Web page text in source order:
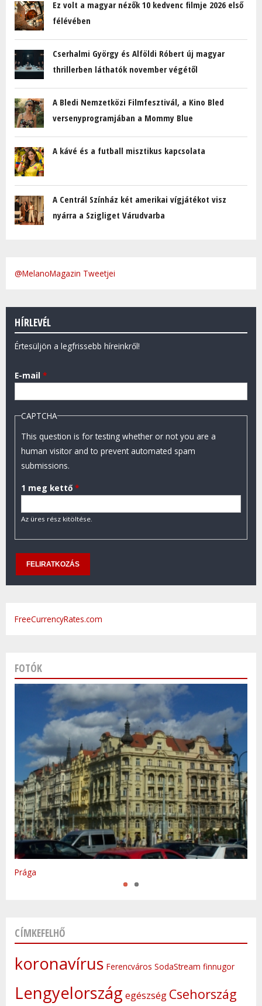
Ez volt a magyar nézők 10 kedvenc filmje 2026 első
félévében
Cserhalmi György és Alföldi Róbert új magyar
thrillerben láthatók november végétől
A Bledi Nemzetközi Filmfesztivál, a Kino Bled
versenyprogramjában a Mommy Blue
A kávé és a futball misztikus kapcsolata
A Centrál Színház két amerikai vígjátékot visz
nyárra a Szigliget Várudvarba
@MelanoMagazin Tweetjei
HÍRLEVÉL
Értesüljön a legfrissebb híreinkről!
E-mail *
CAPTCHA
This question is for testing whether or not you are a
human visitor and to prevent automated spam
submissions.
1 meg kettő *
Az üres rész kitöltése.
FreeCurrencyRates.com
FOTÓK
Prága
Varsó
CÍMKEFELHŐ
koronavírus Ferencváros SodaStream finnugor
Lengyelország egészség Csehország